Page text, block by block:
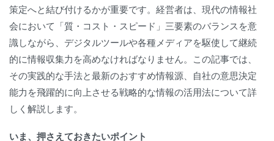
策定へと結び付けるかが重要です。経営者は、現代の情報社
会において「質・コスト・スピード」三要素のバランスを意
識しながら、デジタルツールや各種メディアを駆使して継続
的に情報収集力を高めなければなりません。この記事では、
その実践的な手法と最新のおすすめ情報源、自社の意思決定
能力を飛躍的に向上させる戦略的な情報の活用法について詳
しく解説します。
いま、押さえておきたいポイント